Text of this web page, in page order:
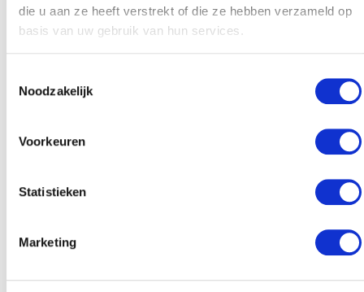
die u aan ze heeft verstrekt of die ze hebben verzameld op
basis van uw gebruik van hun services.
Noodzakelijk
Voorkeuren
Statistieken
Marketing
Cognitieve gedragstherapie is een therapievorm die
meestal wordt gebruikt om mensen van verslavingen
stoppenen het kan zelf helpen om ernstige
naar deovertuigingen
kan bijvoorbeeld met een Socratisch Gesprek.